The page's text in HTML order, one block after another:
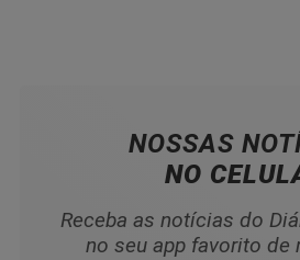
NOSSAS
NO
Receba as notícias do
no seu app favorito de